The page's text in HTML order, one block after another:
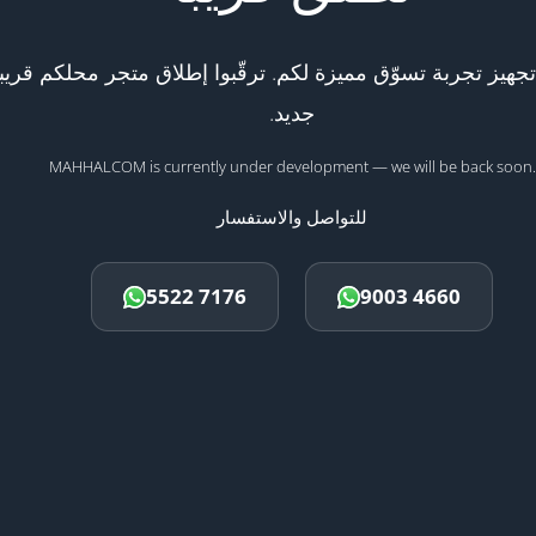
تجربة تسوّق مميزة لكم. ترقّبوا إطلاق متجر محلكم
جديد.
MAHHALCOM is currently under development — we will be back soon.
للتواصل والاستفسار
5522 7176 9003 4660